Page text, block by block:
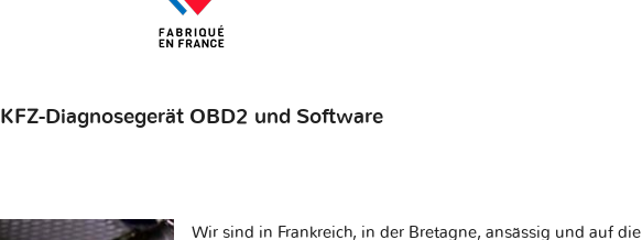
KFZ-Diagnosegerät OBD2 und Software
Wir sind in Frankreich, in der Bretagne, ansässig und auf die